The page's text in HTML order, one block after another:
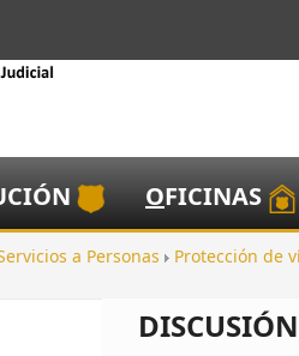
OFICINAS
a Personas Protección de